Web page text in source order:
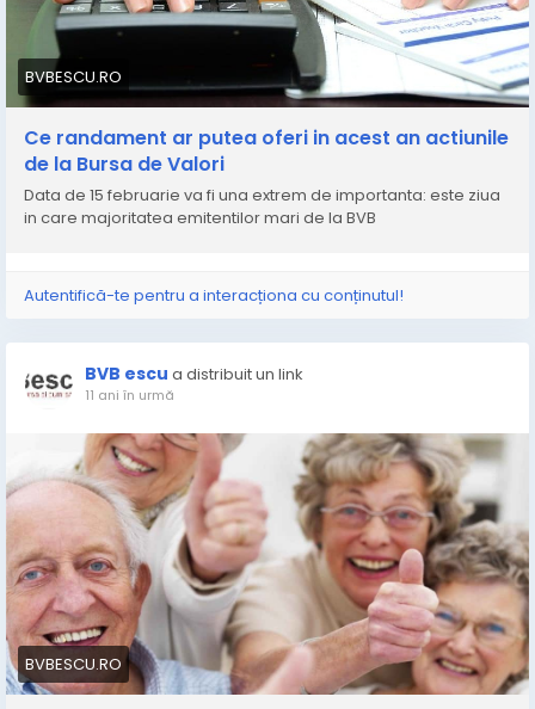
BVBESCU.RO
Ce randament ar putea oferi in acest an actiunile
de la Bursa de Valori
Data de 15 februarie va fi una extrem de importanta: este ziua
in care majoritatea emitentilor mari de la BVB
Autentifică-te pentru a interacționa cu conținutul!
BVB escu a distribuit un link
11 ani în urmă
BVBESCU.RO